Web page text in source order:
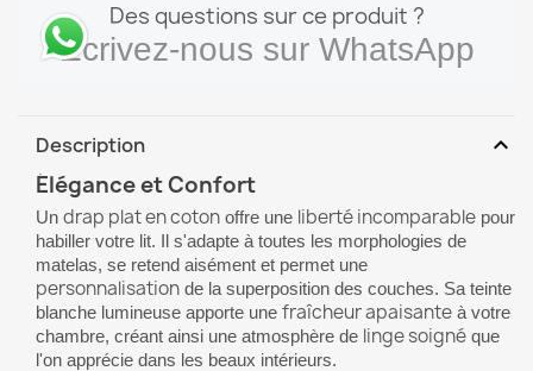
Des questions sur ce produit ?
Écrivez-nous sur WhatsApp
Description expand_more
Élégance et Confort
Un drap plat en coton offre une liberté incomparable pour
habiller votre lit. Il s'adapte à toutes les morphologies de
matelas, se retend aisément et permet une
personnalisation de la superposition des couches. Sa teinte
blanche lumineuse apporte une fraîcheur apaisante à votre
chambre, créant ainsi une atmosphère de linge soigné que
l'on apprécie dans les beaux intérieurs.